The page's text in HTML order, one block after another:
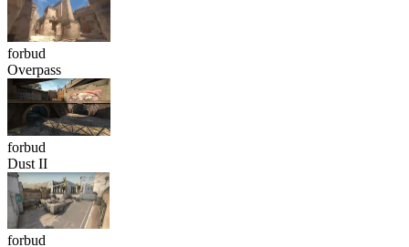
forbud
Overpass
forbud
Dust II
forbud